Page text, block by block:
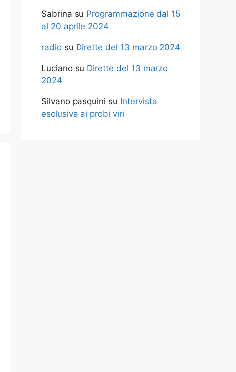
Sabrina su Programmazione dal 15
al 20 aprile 2024
radio su Dirette del 13 marzo 2024
Luciano su Dirette del 13 marzo
2024
Silvano pasquini su Intervista
esclusiva ai probi viri